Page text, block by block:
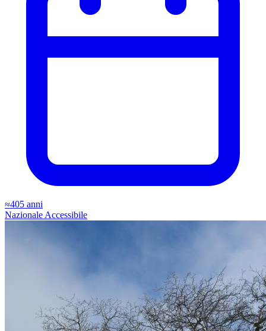
≈405 anni
Nazionale Accessibile